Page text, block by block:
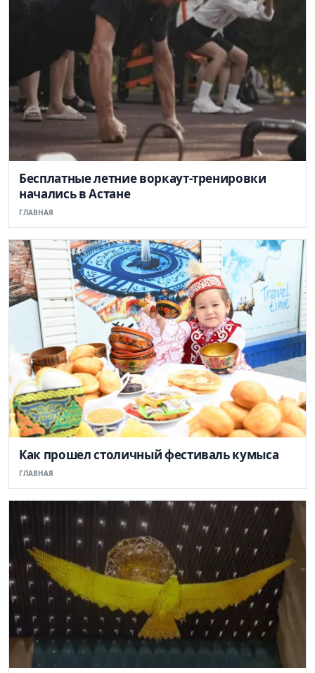
Бесплатные летние воркаут-тренировки
начались в Астане
ГЛАВНАЯ
Как прошел столичный фестиваль кумыса
ГЛАВНАЯ